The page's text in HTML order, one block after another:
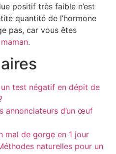
positif très faible n’est
quantité de l’hormone
pas, car vous êtes
.
test négatif en dépit de
annonciateurs d’un œuf
mal de gorge en 1 jour
naturelles pour un